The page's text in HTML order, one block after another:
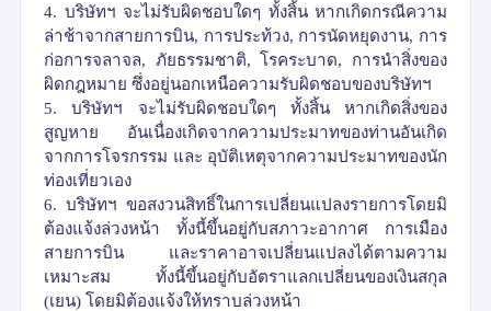
4. บริษัทฯ จะไม่รับผิดชอบใดๆ ทั้งสิ้น หากเกิดกรณีความ
ล่าช้าจากสายการบิน, การประท้วง, การนัดหยุดงาน, การ
ก่อการจลาจล, ภัยธรรมชาติ,โรคระบาด, การนำสิ่งของ
ผิดกฎหมาย ซึ่งอยู่นอกเหนือความรับผิดชอบของบริษัทฯ
5.บริษัทฯ จะไม่รับผิดชอบใดๆ ทั้งสิ้น หากเกิดสิ่งของ
สูญหาย อันเนื่องเกิดจากความประมาทของท่านอันเกิด
จากการโจรกรรม และ อุบัติเหตุจากความประมาทของนัก
ท่องเที่ยวเอง
6. บริษัทฯ ขอสงวนสิทธิ์ในการเปลี่ยนแปลงรายการโดยมิ
ต้องแจ้งล่วงหน้า ทั้งนี้ขึ้นอยู่กับสภาวะอากาศ การเมือง
สายการบิน และราคาอาจเปลี่ยนแปลงได้ตามความ
เหมาะสม ทั้งนี้ขึ้นอยู่กับอัตราแลกเปลี่ยนของเงินสกุล
(เยน) โดยมิต้องแจ้งให้ทราบล่วงหน้า